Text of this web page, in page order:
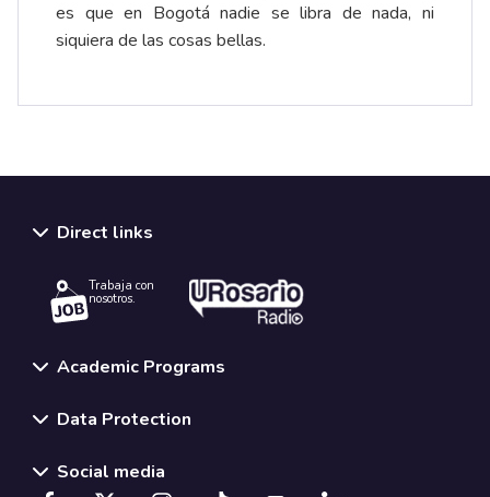
es que en Bogotá nadie se libra de nada, ni
siquiera de las cosas bellas.
Direct links
Trabaja con
nosotros.
Academic Programs
Data Protection
Social media